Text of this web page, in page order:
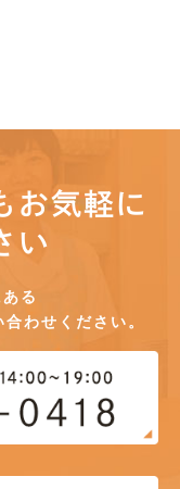
お気軽に
い
る
わせください。